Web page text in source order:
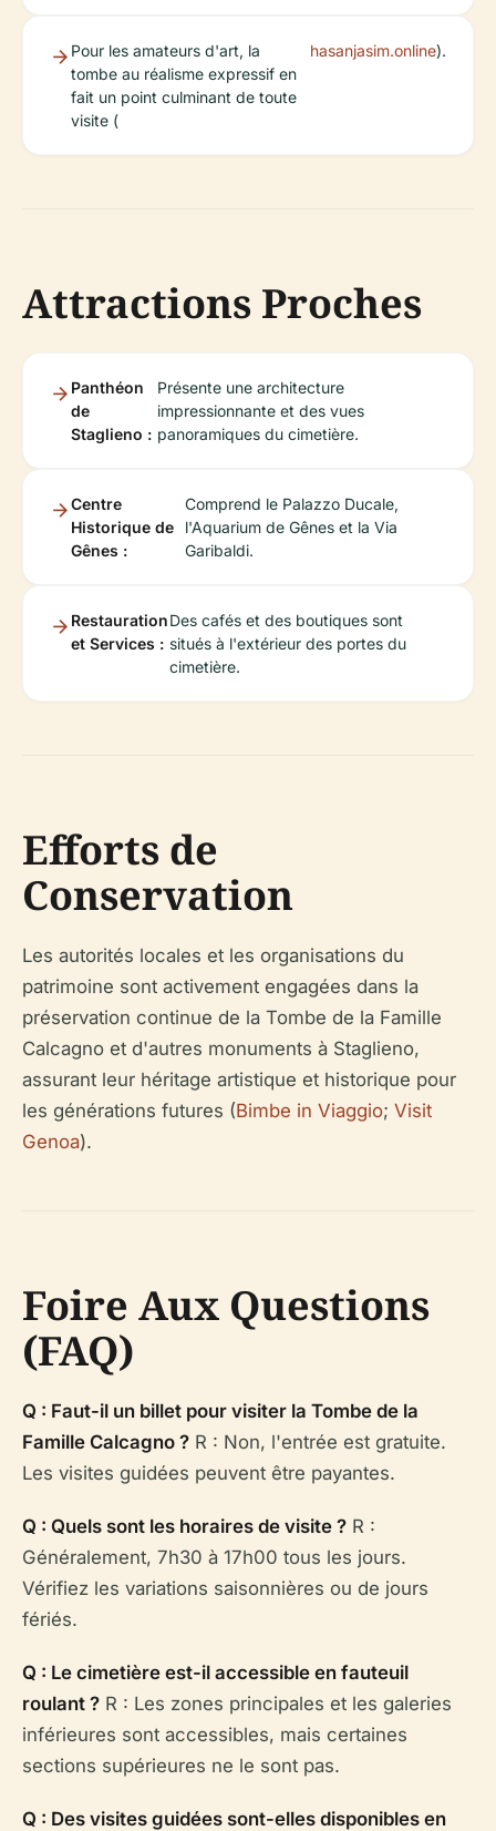
Pour les amateurs d'art, la
tombe au réalisme expressif en
fait un point culminant de toute
visite (
hasanjasim.online).
Attractions Proches
Panthéon
de
Staglieno :
Présente une architecture
impressionnante et des vues
panoramiques du cimetière.
Centre
Historique de
Gênes :
Comprend le Palazzo Ducale,
l'Aquarium de Gênes et la Via
Garibaldi.
Restauration
et Services :
Des cafés et des boutiques sont
situés à l'extérieur des portes du
cimetière.
Efforts de
Conservation
Les autorités locales et les organisations du
patrimoine sont activement engagées dans la
préservation continue de la Tombe de la Famille
Calcagno et d'autres monuments à Staglieno,
assurant leur héritage artistique et historique pour
les générations futures (Bimbe in Viaggio; Visit
Genoa).
Foire Aux Questions
(FAQ)
Q : Faut-il un billet pour visiter la Tombe de la
Famille Calcagno ? R : Non, l'entrée est gratuite.
Les visites guidées peuvent être payantes.
Q : Quels sont les horaires de visite ? R :
Généralement, 7h30 à 17h00 tous les jours.
Vérifiez les variations saisonnières ou de jours
fériés.
Q : Le cimetière est-il accessible en fauteuil
roulant ? R : Les zones principales et les galeries
inférieures sont accessibles, mais certaines
sections supérieures ne le sont pas.
Q : Des visites guidées sont-elles disponibles en